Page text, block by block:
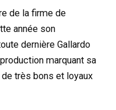
de la firme de
année son
dernière Gallardo
marquant sa
de très bons et loyaux